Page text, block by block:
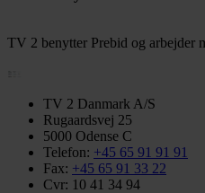
TV 2 benytter Prebid og arbejder
TV 2 Danmark A/S
Rugaardsvej 25
5000 Odense C
Telefon: +45 65 91 91 91
Fax: +45 65 91 33 22
Cvr: 10 41 34 94